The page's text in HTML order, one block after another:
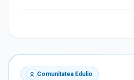
Comunitatea Edulio